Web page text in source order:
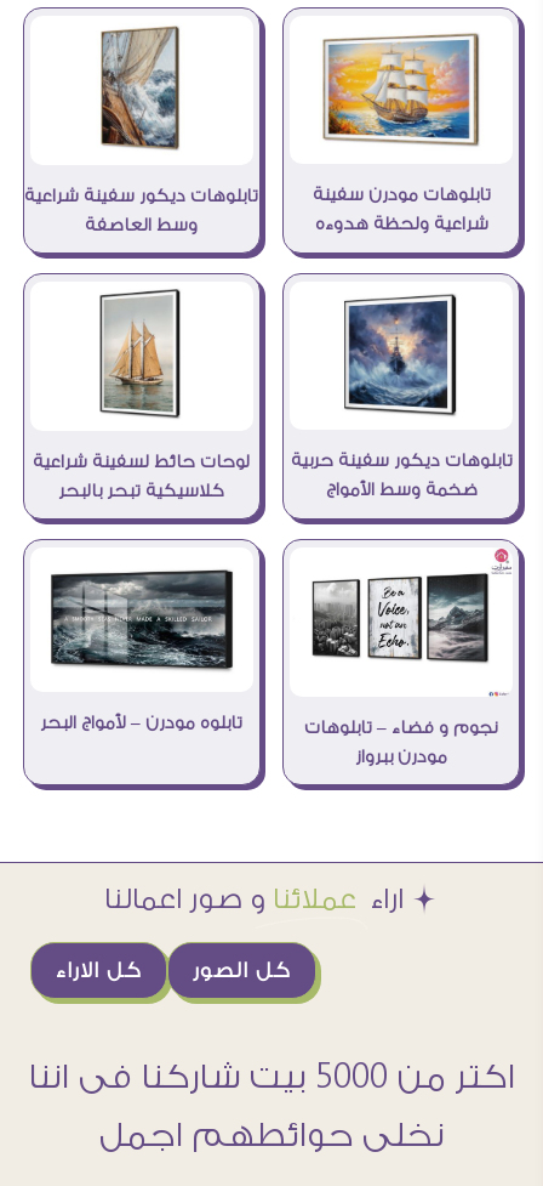
تابلوهات مودرن سفينة
شراعية ولحظة هدوءه
تابلوهات ديكور سفينة شراعية
وسط العاصفة
تابلوهات ديكور سفينة حربية
ضخمة وسط الأمواج
لوحات حائط لسفينة شراعية
كلاسيكية تبحر بالبحر
نجوم و فضاء – تابلوهات
مودرن ببرواز
تابلوه مودرن – لأمواج البحر
Æ اراء عملائنا و صور اعمالنا
كل الاراء كل الصور
اكتر من 5000 بيت شاركنا فى اننا
نخلى حوائطهم اجمل